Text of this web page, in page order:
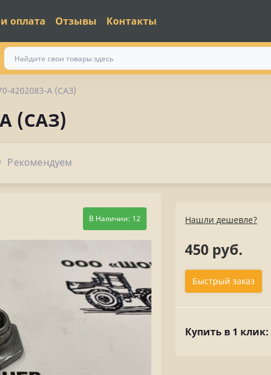
оплата Отзывы Контакты
4202083-А (САЗ)
(САЗ)
Рекомендуем
В Наличии: 12 Нашли дешевле?
450 руб.
Быстрый заказ
Купить в 1 клик: